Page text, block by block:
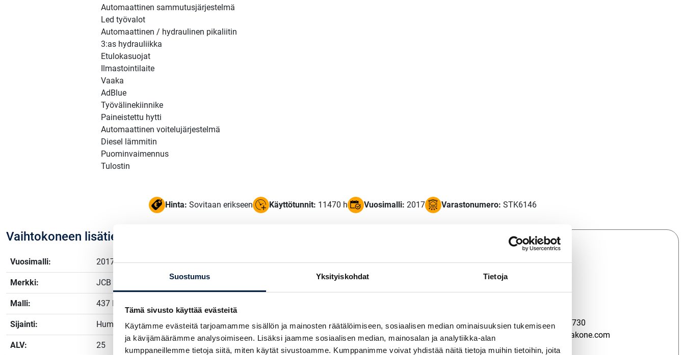
Suostumus Yksityiskohdat Tietoja
Tämä sivusto käyttää evästeitä
Käytämme evästeitä tarjoamamme sisällön ja mainosten räätälöimiseen, sosiaalisen median ominaisuuksien tukemiseen
ja kävijämäärämme analysoimiseen. Lisäksi jaamme sosiaalisen median, mainosalan ja analytiikka-alan
kumppaneillemme tietoja siitä, miten käytät sivustoamme. Kumppanimme voivat yhdistää näitä tietoja muihin tietoihin, joita
Automaattinen sammutusjärjestelmä
Led työvalot
Automaattinen / hydraulinen pikaliitin
3:as hydrauliikka
Etulokasuojat
Ilmastointilaite
Vaaka
AdBlue
Työvälinekiinnike
Paineistettu hytti
Automaattinen voitelujärjestelmä
Diesel lämmitin
Puominvaimennus
Tulostin
Hinta: Sovitaan erikseen Käyttötunnit: 11470 h Vuosimalli: 2017 Varastonumero: STK6146
Vaihtokoneen lisätiedot
Vuosimalli: 2017
Merkki: JCB
Malli: 437 HT
Sijainti: Humppila, Kanta-Häme
ALV: 25
+358 29 7031 9701
telakone@telakone.com
+358 400 867 730
veijo.repo@telakone.com